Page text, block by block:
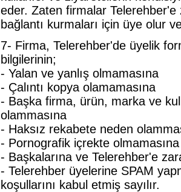
eder. Zaten firmalar Telerehber'e
bağlantı kurmaları için üye olur
7- Firma, Telerehber'de üyelik
bilgilerinin;
- Yalan ve yanlış olmamasına
- Çalıntı kopya olamamasına
- Başka firma, ürün, marka ve
olammasına
- Haksız rekabete neden
- Pornografik içrekte olmamasına
- Başkalarına ve Telerehber'e
- Telerehber üyelerine SPAM
koşullarını kabul etmiş sayılır.